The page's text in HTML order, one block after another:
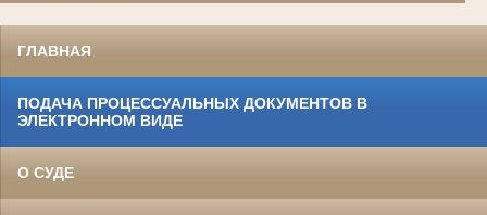
ГЛАВНАЯ
ПОДАЧА ПРОЦЕССУАЛЬНЫХ ДОКУМЕНТОВ В
ЭЛЕКТРОННОМ ВИДЕ
О СУДЕ